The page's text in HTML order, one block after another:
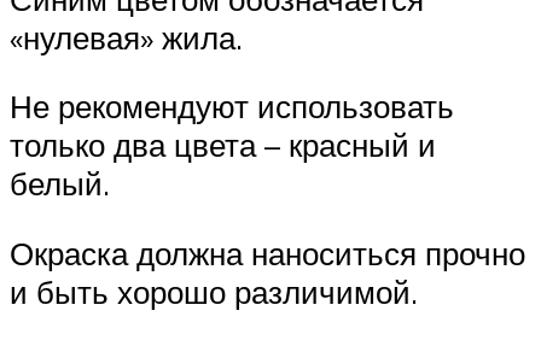
«нулевая» жила.
Не рекомендуют использовать
только два цвета – красный и
белый.
Окраска должна наноситься прочно
и быть хорошо различимой.